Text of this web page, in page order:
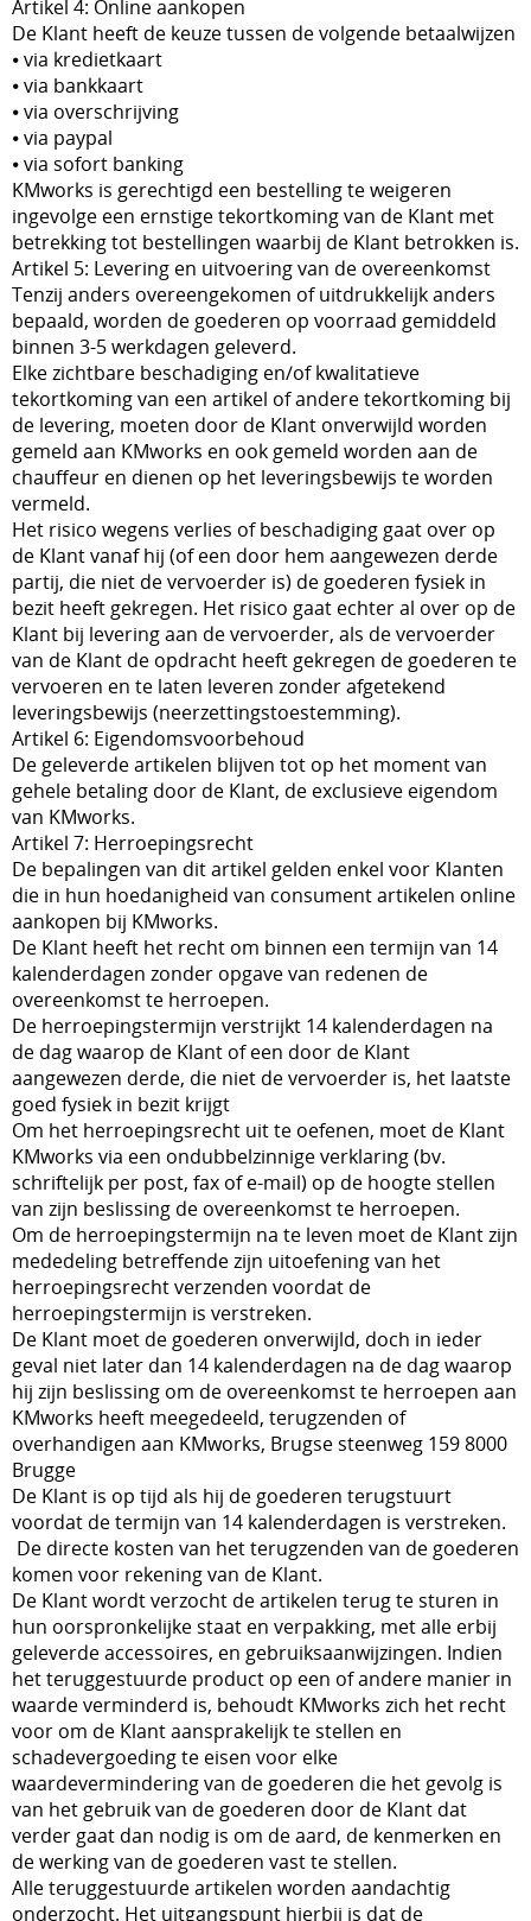
Artikel 4: Online aankopen
De Klant heeft de keuze tussen de volgende betaalwijzen
⦁ via kredietkaart
⦁ via bankkaart
⦁ via overschrijving
⦁ via paypal
⦁ via sofort banking
KMworks is gerechtigd een bestelling te weigeren
ingevolge een ernstige tekortkoming van de Klant met
betrekking tot bestellingen waarbij de Klant betrokken is.
Artikel 5: Levering en uitvoering van de overeenkomst
Tenzij anders overeengekomen of uitdrukkelijk anders
bepaald, worden de goederen op voorraad gemiddeld
binnen 3-5 werkdagen geleverd.
Elke zichtbare beschadiging en/of kwalitatieve
tekortkoming van een artikel of andere tekortkoming bij
de levering, moeten door de Klant onverwijld worden
gemeld aan KMworks en ook gemeld worden aan de
chauffeur en dienen op het leveringsbewijs te worden
vermeld.
Het risico wegens verlies of beschadiging gaat over op
de Klant vanaf hij (of een door hem aangewezen derde
partij, die niet de vervoerder is) de goederen fysiek in
bezit heeft gekregen. Het risico gaat echter al over op de
Klant bij levering aan de vervoerder, als de vervoerder
van de Klant de opdracht heeft gekregen de goederen te
vervoeren en te laten leveren zonder afgetekend
leveringsbewijs (neerzettingstoestemming).
Artikel 6: Eigendomsvoorbehoud
De geleverde artikelen blijven tot op het moment van
gehele betaling door de Klant, de exclusieve eigendom
van KMworks.
Artikel 7: Herroepingsrecht
De bepalingen van dit artikel gelden enkel voor Klanten
die in hun hoedanigheid van consument artikelen online
aankopen bij KMworks.
De Klant heeft het recht om binnen een termijn van 14
kalenderdagen zonder opgave van redenen de
overeenkomst te herroepen.
De herroepingstermijn verstrijkt 14 kalenderdagen na
de dag waarop de Klant of een door de Klant
aangewezen derde, die niet de vervoerder is, het laatste
goed fysiek in bezit krijgt
Om het herroepingsrecht uit te oefenen, moet de Klant
KMworks via een ondubbelzinnige verklaring (bv.
schriftelijk per post, fax of e-mail) op de hoogte stellen
van zijn beslissing de overeenkomst te herroepen.
Om de herroepingstermijn na te leven moet de Klant zijn
mededeling betreffende zijn uitoefening van het
herroepingsrecht verzenden voordat de
herroepingstermijn is verstreken.
De Klant moet de goederen onverwijld, doch in ieder
geval niet later dan 14 kalenderdagen na de dag waarop
hij zijn beslissing om de overeenkomst te herroepen aan
KMworks heeft meegedeeld, terugzenden of
overhandigen aan KMworks, Brugse steenweg 159 8000
Brugge
De Klant is op tijd als hij de goederen terugstuurt
voordat de termijn van 14 kalenderdagen is verstreken.
De directe kosten van het terugzenden van de goederen
komen voor rekening van de Klant.
De Klant wordt verzocht de artikelen terug te sturen in
hun oorspronkelijke staat en verpakking, met alle erbij
geleverde accessoires, en gebruiksaanwijzingen. Indien
het teruggestuurde product op een of andere manier in
waarde verminderd is, behoudt KMworks zich het recht
voor om de Klant aansprakelijk te stellen en
schadevergoeding te eisen voor elke
waardevermindering van de goederen die het gevolg is
van het gebruik van de goederen door de Klant dat
verder gaat dan nodig is om de aard, de kenmerken en
de werking van de goederen vast te stellen.
Alle teruggestuurde artikelen worden aandachtig
onderzocht. Het uitgangspunt hierbij is dat de